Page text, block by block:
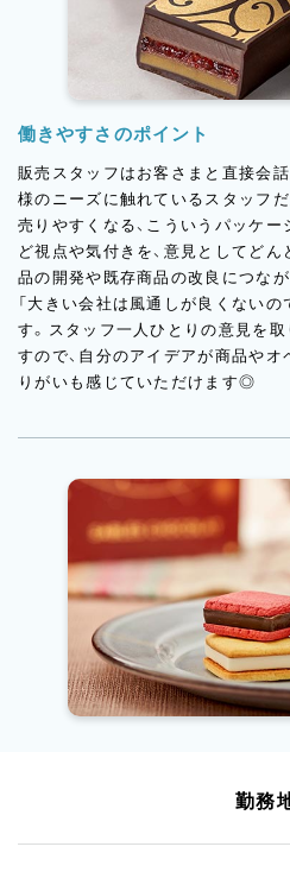
働きやすさのポイント
販売スタッフはお客さまと直接会
様のニーズに触れているスタッフ
売りやすくなる、こういうパッケー
ど視点や気付きを、意見としてど
品の開発や既存商品の改良につなが
「大きい会社は風通しが良くない
す。スタッフ一人ひとりの意見を
すので、自分のアイデアが商品や
りがいも感じていただけます◎
勤務